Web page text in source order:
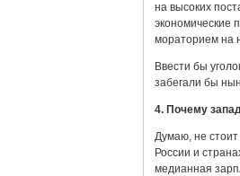
на высоких
экономические
мораторием на
Ввести бы
забегали бы
4. Почему
Думаю, не стоит
России и
медианная